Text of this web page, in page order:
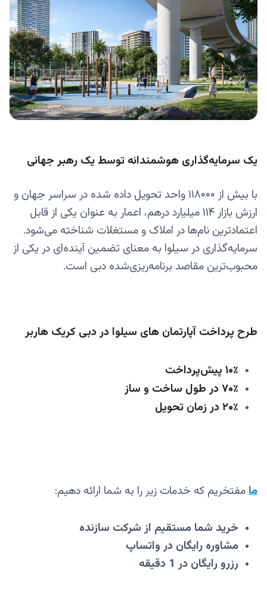
یک سرمایه‌گذاری هوشمندانه توسط یک رهبر جهانی
با بیش از ۱۱۸۰۰۰ واحد تحویل داده شده در سراسر جهان و
ارزش بازار ۱۱۴ میلیارد درهم، اعمار به عنوان یکی از قابل
اعتمادترین نام‌ها در املاک و مستغلات شناخته می‌شود.
سرمایه‌گذاری در سیلوا به معنای تضمین آینده‌ای در یکی از
محبوب‌ترین مقاصد برنامه‌ریزی‌شده دبی است.
طرح پرداخت آپارتمان های سیلوا در دبی کریک هاربر
۱۰٪ پیش‌پرداخت
۷۰٪ در طول ساخت و ساز
۲۰٪ در زمان تحویل
مامفتخریم که خدمات زیر را به شما ارائه دهیم:
خرید شما مستقیم از شرکت سازنده
مشاوره رایگان در واتساپ
رزرو رایگان در 1 دقیقه